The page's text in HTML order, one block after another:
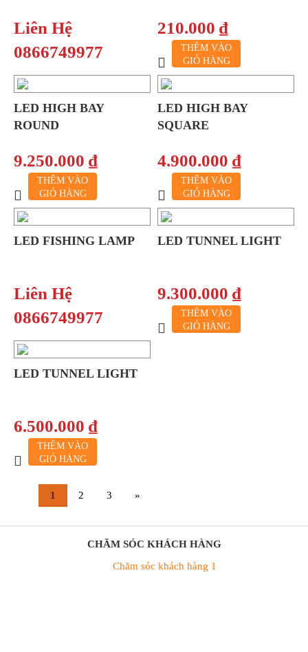
Liên Hệ
0866749977
210.000 ₫
THÊM VÀO
GIỎ HÀNG
LED HIGH BAY
ROUND
9.250.000 ₫
THÊM VÀO
GIỎ HÀNG
LED HIGH BAY
SQUARE
4.900.000 ₫
THÊM VÀO
GIỎ HÀNG
LED FISHING LAMP
Liên Hệ
0866749977
LED TUNNEL LIGHT
9.300.000 ₫
THÊM VÀO
GIỎ HÀNG
LED TUNNEL LIGHT
6.500.000 ₫
THÊM VÀO
GIỎ HÀNG
1 2 3 »
CHĂM SÓC KHÁCH HÀNG
Chăm sóc khách hàng 1